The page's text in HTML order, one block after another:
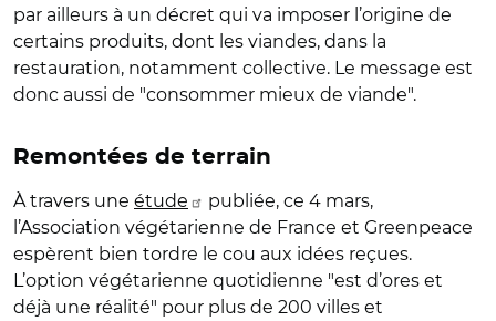
par ailleurs à un décret qui va imposer l’origine de
certains produits, dont les viandes, dans la
restauration, notamment collective. Le message est
donc aussi de "consommer mieux de viande".
Remontées de terrain
À travers une étude
publiée, ce 4 mars,
l’Association végétarienne de France et Greenpeace
espèrent bien tordre le cou aux idées reçues.
L’option végétarienne quotidienne "est d’ores et
déjà une réalité" pour plus de 200 villes et